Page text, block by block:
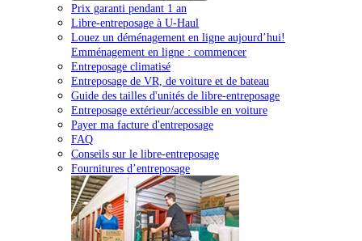
Prix garanti pendant 1 an
Libre-entreposage à U-Haul
Louez un déménagement en ligne aujourd’hui!
Emménagement en ligne : commencer
Entreposage climatisé
Entreposage de VR, de voiture et de bateau
Guide des tailles d'unités de libre-entreposage
Entreposage extérieur/accessible en voiture
Payer ma facture d'entreposage
FAQ
Conseils sur le libre-entreposage
Fournitures d’entreposage